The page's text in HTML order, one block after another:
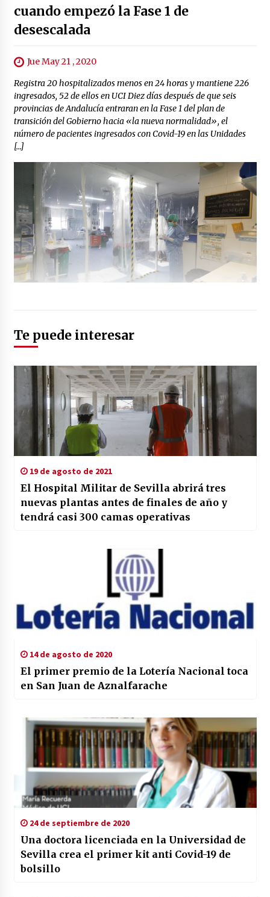
cuando empezó la Fase 1 de
desescalada
Jue May 21 , 2020
Registra 20 hospitalizados menos en 24 horas y mantiene 226
ingresados, 52 de ellos en UCI Diez días después de que seis
provincias de Andalucía entraran en la Fase 1 del plan de
transición del Gobierno hacia «la nueva normalidad», el
número de pacientes ingresados con Covid-19 en las Unidades
[…]
Te puede interesar
19 de agosto de 2021
El Hospital Militar de Sevilla abrirá tres
nuevas plantas antes de finales de año y
tendrá casi 300 camas operativas
14 de agosto de 2020
El primer premio de la Lotería Nacional toca
en San Juan de Aznalfarache
24 de septiembre de 2020
Una doctora licenciada en la Universidad de
Sevilla crea el primer kit anti Covid-19 de
bolsillo